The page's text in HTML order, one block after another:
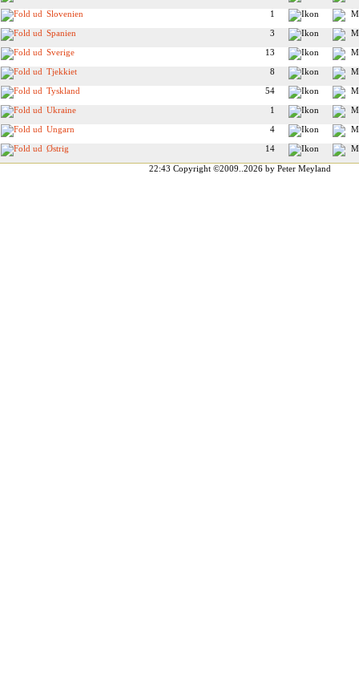
Slovenien
1
Spanien
3
Sverige
13
Tjekkiet
8
Tyskland
54
Ukraine
1
Ungarn
4
Østrig
14
22:43Copyright ©2009..2026 by Peter Meyland